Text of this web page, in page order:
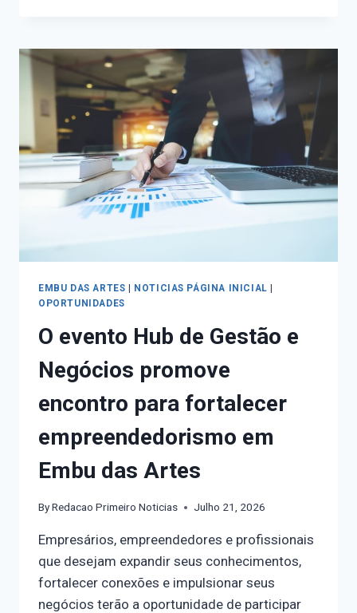
EMBU DAS ARTES | NOTICIAS PÁGINA INICIAL |
OPORTUNIDADES
O evento Hub de Gestão e
Negócios promove
encontro para fortalecer
empreendedorismo em
Embu das Artes
ByRedacao Primeiro Noticias Julho 21, 2026
Empresários, empreendedores e profissionais
que desejam expandir seus conhecimentos,
fortalecer conexões e impulsionar seus
negócios terão a oportunidade de participar